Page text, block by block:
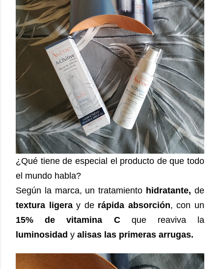
¿Qué tiene de especial el producto de que todo
el mundo habla?
Según la marca, un tratamiento hidratante, de
textura ligeray de rápida absorción, con un
15% de vitamina Cque reaviva la
luminosidad y alisas las primeras arrugas.